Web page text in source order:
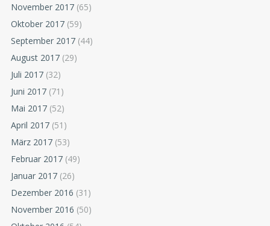
November 2017 (65)
Oktober 2017 (59)
September 2017 (44)
August 2017 (29)
Juli 2017 (32)
Juni 2017 (71)
Mai 2017 (52)
April 2017 (51)
März 2017 (53)
Februar 2017 (49)
Januar 2017 (26)
Dezember 2016 (31)
November 2016 (50)